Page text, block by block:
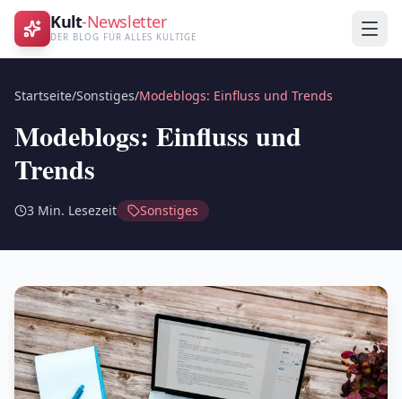
Kult-Newsletter
DER BLOG FÜR ALLES KULTIGE
Startseite/Sonstiges/Modeblogs: Einfluss und Trends
Modeblogs: Einfluss und
Trends
3 Min. Lesezeit Sonstiges